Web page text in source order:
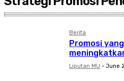
Berita
Promosi
Liputan MU - June